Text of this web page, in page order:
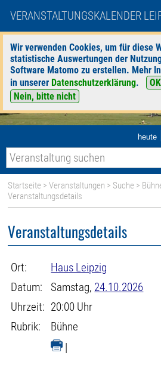
VERANSTALTUNGSKALENDER
Wir verwenden Cookies, um für diese
statistische Auswertungen der
Software Matomo zu erstellen. Mehr
in unserer Datenschutzerklärung.
Nein, bitte nicht
heute |
Startseite >Veranstaltungen > Suche >
Veranstaltungsdetails
Veranstaltungsdetails
Ort:
Haus Leipzig
Datum:
Samstag, 24.10.2026
Uhrzeit: 20:00 Uhr
Rubrik:
Bühne
|